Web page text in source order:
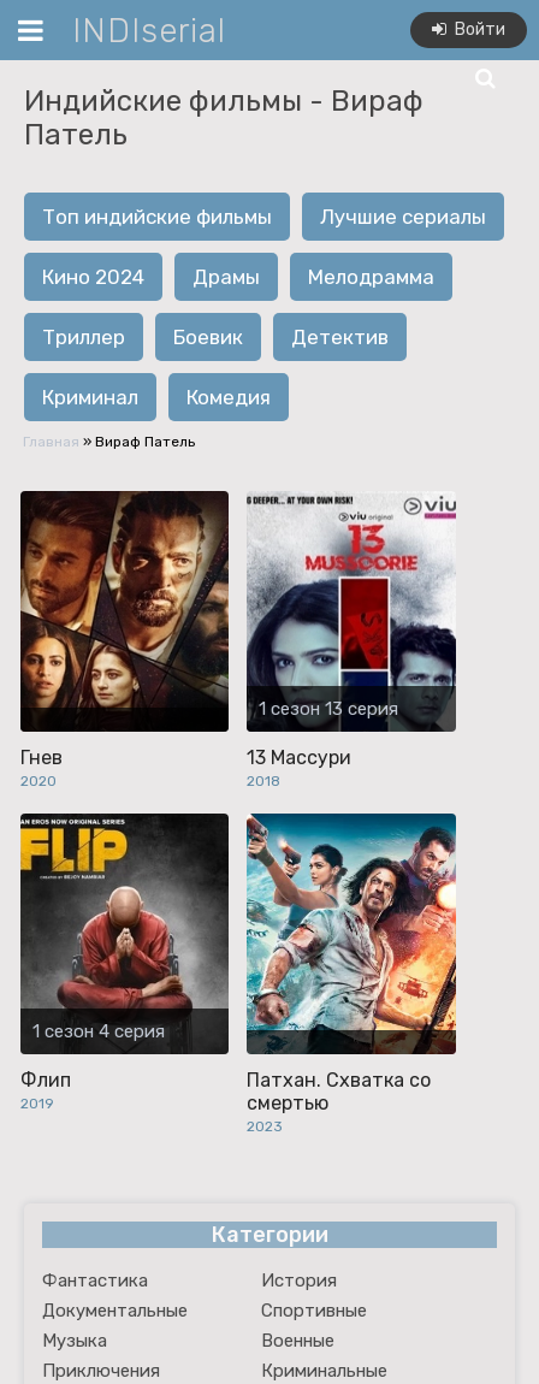
INDIserial Войти
Индийские фильмы - Вираф
Патель
Топ индийские фильмы Лучшие сериалы
Кино 2024 Драмы Мелодрамма
Триллер Боевик Детектив
Криминал Комедия
Главная » Вираф Патель
Гнев
2020
1 сезон 13 серия
13 Массури
2018
1 сезон 4 серия
Флип
2019
Патхан. Схватка со
смертью
2023
Категории
Фантастика
История
Документальные
Спортивные
Музыка
Военные
Приключения
Криминальные